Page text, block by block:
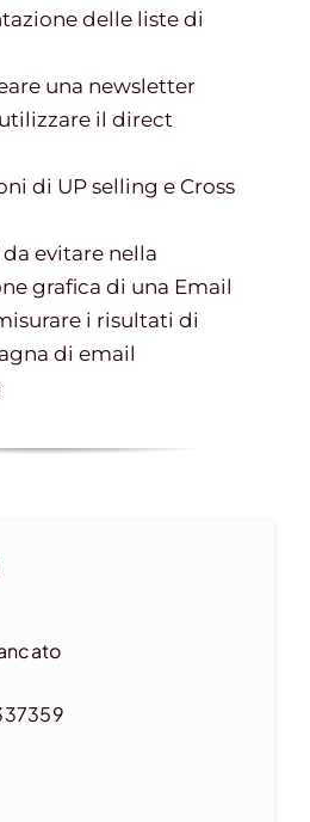
delle liste di
una newsletter
il direct
di UP selling e Cross
evitare nella
grafica di una Email
i risultati di
di email